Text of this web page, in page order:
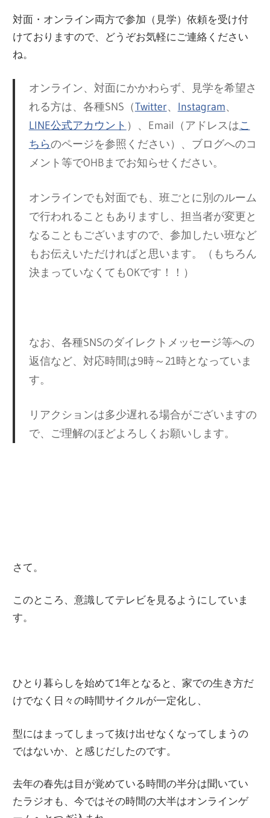
対面・オンライン両方で参加（見学）依頼を受け付
けておりますので、どうぞお気軽にご連絡ください
ね。
オンライン、対面にかかわらず、見学を希望さ
れる方は、各種SNS（Twitter、 Instagram、
LINE公式アカウント ）、Email（アドレスはこ
ちらのページを参照ください）、ブログへのコ
メント等でOHBまでお知らせください。
オンラインでも対面でも、班ごとに別のルーム
で行われることもありますし、担当者が変更と
なることもございますので、参加したい班など
もお伝えいただければと思います。（もちろん
決まっていなくてもOKです！！）
なお、各種SNSのダイレクトメッセージ等への
返信など、対応時間は9時～21時となっていま
す。
リアクションは多少遅れる場合がございますの
で、ご理解のほどよろしくお願いします。
さて。
このところ、意識してテレビを見るようにしていま
す。
ひとり暮らしを始めて1年となると、家での生き方だ
けでなく日々の時間サイクルが一定化し、
型にはまってしまって抜け出せなくなってしまうの
ではないか、と感じだしたのです。
去年の春先は目が覚めている時間の半分は聞いてい
たラジオも、今ではその時間の大半はオンラインゲ